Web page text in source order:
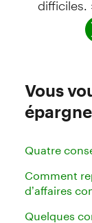
Vous
Quatre
Comment
d’affaires
Quelques